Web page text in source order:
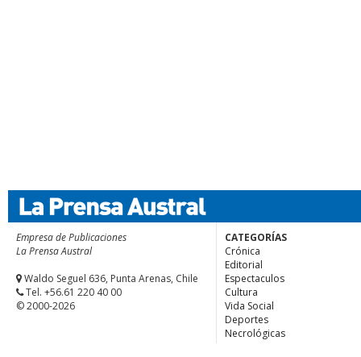
Empresa de Publicaciones
La Prensa Austral
Waldo Seguel 636, Punta Arenas, Chile
Tel. +56.61 220 40 00
© 2000-2026
CATEGORÍAS
Crónica
Editorial
Espectaculos
Cultura
Vida Social
Deportes
Necrológicas